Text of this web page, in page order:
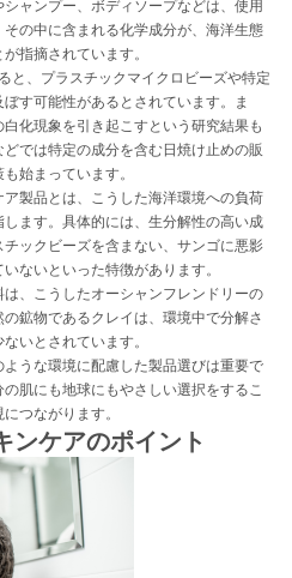
ャンプー、ボディソープなどは、使用
の中に含まれる化学成分が、海洋生態
指摘されています。
と、プラスチックマイクロビーズや特定
す可能性があるとされています。ま
化現象を引き起こすという研究結果も
では特定の成分を含む日焼け止めの販
始まっています。
製品とは、こうした海洋環境への負荷
ます。具体的には、生分解性の高い成
ックビーズを含まない、サンゴに悪影
ないといった特徴があります。
、こうしたオーシャンフレンドリーの
鉱物であるクレイは、環境中で分解さ
いとされています。
うな環境に配慮した製品選びは重要で
肌にも地球にもやさしい選択をするこ
つながります。
ンケアのポイント